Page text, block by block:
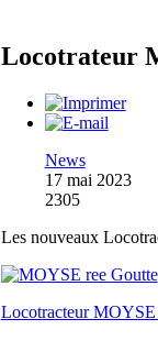
Locotrateur
News
17 mai 2023
2305
Les nouveaux
Locotracteur MOYSE